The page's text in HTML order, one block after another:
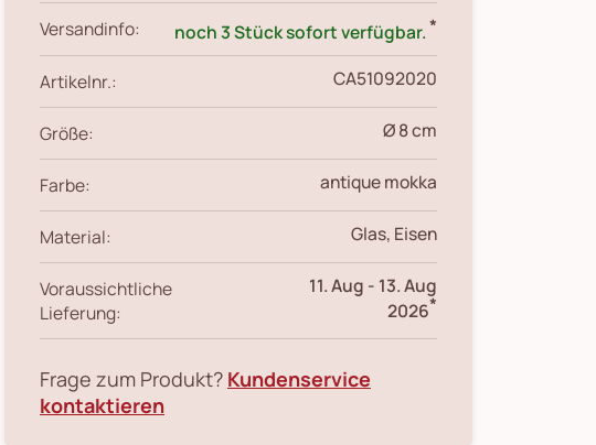
Versandinfo: noch 3 Stück sofort verfügbar.*
Artikelnr.: CA51092020
Größe: Ø 8 cm
Farbe: antique mokka
Material: Glas, Eisen
Voraussichtliche
Lieferung:
11. Aug - 13. Aug
2026*
Frage zum Produkt? Kundenservice
kontaktieren